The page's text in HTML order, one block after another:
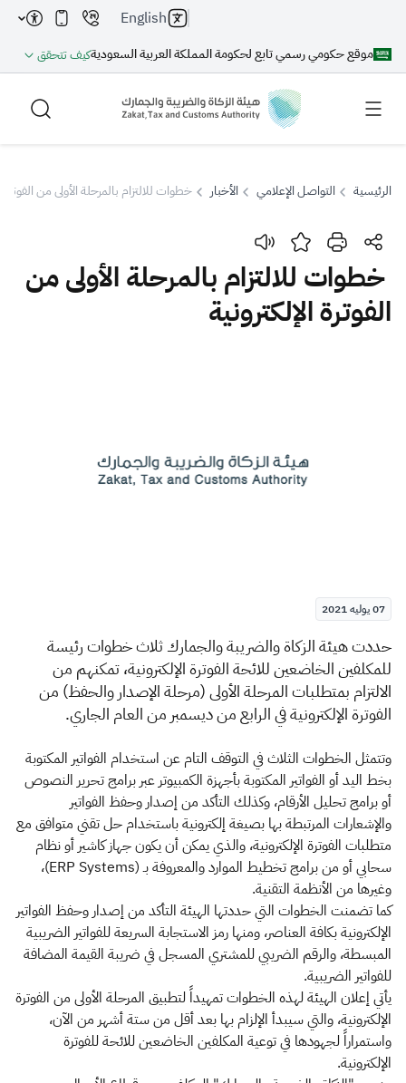
موقع حكومي رسمي تابع لحكومة المملكة العربية السعوديةكيف تتحقق
English
بحث
بحث بحث AI
الرئيسية التواصل الإعلامي الأخبار خطوات للالتزام بالمرحلة الأولى من الفوترة
خطوات للالتزام بالمرحلة الأولى من
الفوترة الإلكترونية
07 يوليه 2021
​حددت هيئة الزكاة والضريبة والجمارك ثلاث خطوات رئيسة
للمكلفين الخاضعين للائحة الفوترة الإلكترونية، تمكنهم من
الالتزام بمتطلبات المرحلة الأولى (مرحلة الإصدار والحفظ) من
الفوترة الإلكترونية في الرابع من ديسمبر من العام الجاري.
وتتمثل الخطوات الثلاث في التوقف التام عن استخدام الفواتير المكتوبة
بخط اليد أو الفواتير المكتوبة بأجهزة الكمبيوتر عبر برامج تحرير النصوص
أو برامج تحليل الأرقام، وكذلك التأكد من إصدار وحفظ الفواتير
والإشعارات المرتبطة بها بصيغة إلكترونية باستخدام حل تقني متوافق مع
متطلبات الفوترة الإلكترونية، والذي يمكن أن يكون جهاز كاشير أو نظام
سحابي أو من برامج تخطيط الموارد والمعروفة بـ (ERP Systems)،
وغيرها من الأنظمة التقنية.
كما تضمنت الخطوات التي حددتها الهيئة التأكد من إصدار وحفظ الفواتير
الإلكترونية بكافة العناصر، ومنها رمز الاستجابة السريعة للفواتير الضريبية
المبسطة، والرقم الضريبي للمشتري المسجل في ضريبة القيمة المضافة
للفواتير الضريبية.
يأتي إعلان الهيئة لهذه الخطوات تمهيداً لتطبيق المرحلة الأولى من الفوترة
الإلكترونية، والتي سيبدأ الإلزام بها بعد أقل من ستة أشهر من الآن،
واستمراراً لجهودها في توعية المكلفين الخاضعين للائحة للفوترة
الإلكترونية.